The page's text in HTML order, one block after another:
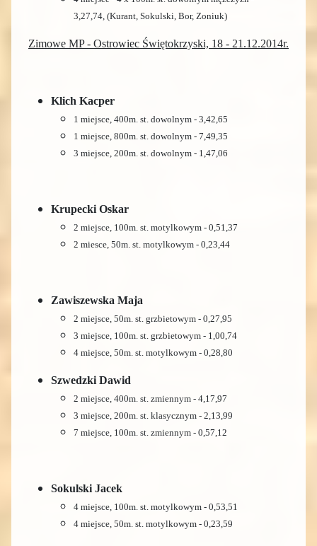
3,27,74, (Kurant, Sokulski, Bor, Zoniuk)
Zimowe MP - Ostrowiec Świętokrzyski, 18 - 21.12.2014r.
Klich Kacper
1 miejsce, 400m. st. dowolnym - 3,42,65
1 miejsce, 800m. st. dowolnym - 7,49,35
3 miejsce, 200m. st. dowolnym - 1,47,06
Krupecki Oskar
2 miejsce, 100m. st. motylkowym - 0,51,37
2 miesce, 50m. st. motylkowym - 0,23,44
Zawiszewska Maja
2 miejsce, 50m. st. grzbietowym - 0,27,95
3 miejsce, 100m. st. grzbietowym - 1,00,74
4 miejsce, 50m. st. motylkowym - 0,28,80
Szwedzki Dawid
2 miejsce, 400m. st. zmiennym - 4,17,97
3 miejsce, 200m. st. klasycznym - 2,13,99
7 miejsce, 100m. st. zmiennym - 0,57,12
Sokulski Jacek
4 miejsce, 100m. st. motylkowym - 0,53,51
4 miejsce, 50m. st. motylkowym - 0,23,59